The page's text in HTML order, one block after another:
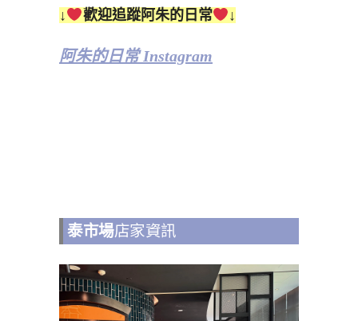
↓ 歡迎追蹤阿朱的日常 ↓
阿朱的日常 Instagram
泰市場店家資訊